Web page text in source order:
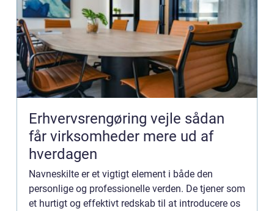
Erhvervsrengøring vejle sådan
får virksomheder mere ud af
hverdagen
Navneskilte er et vigtigt element i både den
personlige og professionelle verden. De tjener som
et hurtigt og effektivt redskab til at introducere os